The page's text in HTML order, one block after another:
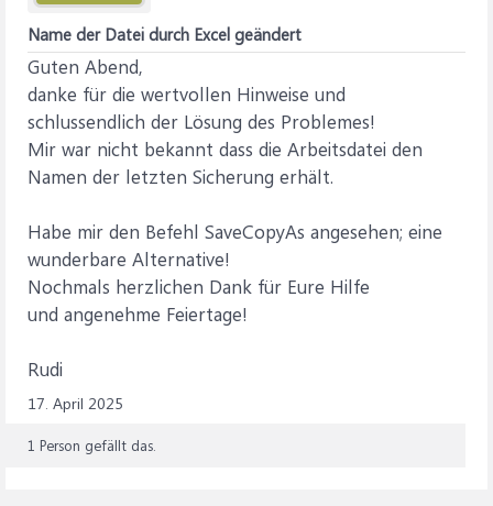
Name der Datei durch Excel geändert
Guten Abend,
danke für die wertvollen Hinweise und
schlussendlich der Lösung des Problemes!
Mir war nicht bekannt dass die Arbeitsdatei den
Namen der letzten Sicherung erhält.
Habe mir den Befehl SaveCopyAs angesehen; eine
wunderbare Alternative!
Nochmals herzlichen Dank für Eure Hilfe
und angenehme Feiertage!
Rudi
17. April 2025
1 Person gefällt das.